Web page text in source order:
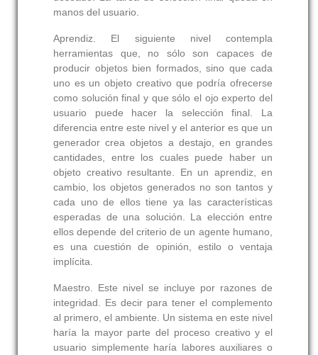
manos del usuario.
Aprendiz. El siguiente nivel contempla
herramientas que, no sólo son capaces de
producir objetos bien formados, sino que cada
uno es un objeto creativo que podría ofrecerse
como solución final y que sólo el ojo experto del
usuario puede hacer la selección final. La
diferencia entre este nivel y el anterior es que un
generador crea objetos a destajo, en grandes
cantidades, entre los cuales puede haber un
objeto creativo resultante. En un aprendiz, en
cambio, los objetos generados no son tantos y
cada uno de ellos tiene ya las características
esperadas de una solución. La elección entre
ellos depende del criterio de un agente humano,
es una cuestión de opinión, estilo o ventaja
implícita.
Maestro. Este nivel se incluye por razones de
integridad. Es decir para tener el complemento
al primero, el ambiente. Un sistema en este nivel
haría la mayor parte del proceso creativo y el
usuario simplemente haría labores auxiliares o